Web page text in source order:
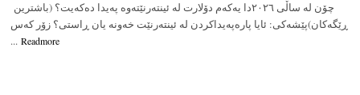
ڕێگەکان)پێشەکی: ئایا پارەپەیداکردن لە ئینتەرنێت خەونە یان ڕاستی؟ زۆر کەس
... Readmore